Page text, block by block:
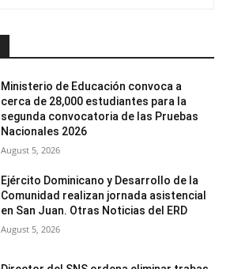
Ministerio de Educación convoca a
cerca de 28,000 estudiantes para la
segunda convocatoria de las Pruebas
Nacionales 2026
August 5, 2026
Ejército Dominicano y Desarrollo de la
Comunidad realizan jornada asistencial
en San Juan. Otras Noticias del ERD
August 5, 2026